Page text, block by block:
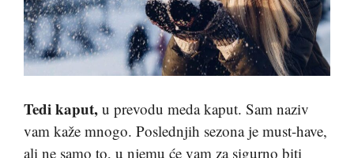
Tedi kaput, u prevodu meda kaput. Sam naziv
vam kaže mnogo. Poslednjih sezona je must-have,
ali ne samo to, u njemu će vam za sigurno biti